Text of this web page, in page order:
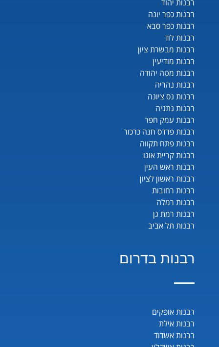
רבנות יהוד
רבנות כפר יונה
רבנות כפר סבא
רבנות לוד
רבנות מבשרת ציון
רבנות מודיעין
רבנות מטה יהודה
רבנות נהריה
רבנות נס ציונה
רבנות נתניה
רבנות עמק חפר
רבנות פרדס חנה כרכור
רבנות פתח תקווה
רבנות קריית אונו
רבנות ראש העין
רבנות ראשון לציון
רבנות רחובות
רבנות רמלה
רבנות רמת גן
רבנות תל אביב
רבנות בדרום
רבנות אופקים
רבנות אילת
רבנות אשדוד